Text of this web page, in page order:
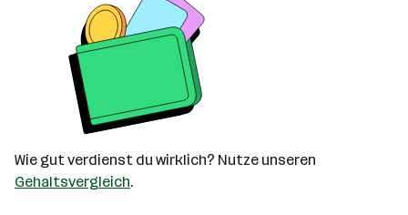
Wie gut verdienst du wirklich? Nutze unseren
Gehaltsvergleich.